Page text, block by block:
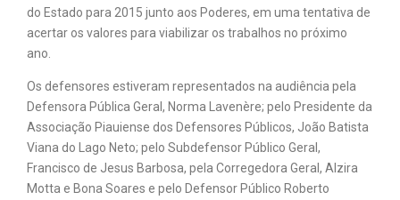
do Estado para 2015 junto aos Poderes, em uma tentativa de
acertar os valores para viabilizar os trabalhos no próximo
ano.
Os defensores estiveram representados na audiência pela
Defensora Pública Geral, Norma Lavenère; pelo Presidente da
Associação Piauiense dos Defensores Públicos, João Batista
Viana do Lago Neto; pelo Subdefensor Público Geral,
Francisco de Jesus Barbosa, pela Corregedora Geral, Alzira
Motta e Bona Soares e pelo Defensor Público Roberto